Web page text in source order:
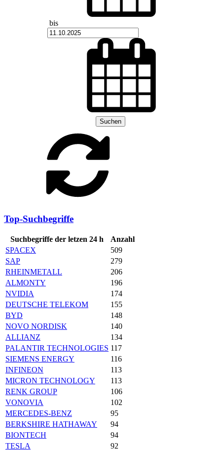
bis
Suchen
Top-Suchbegriffe
Suchbegriffe der letzen 24 h
Anzahl
SPACEX
509
SAP
279
RHEINMETALL
206
ALMONTY
196
NVIDIA
174
DEUTSCHE TELEKOM
155
BYD
148
NOVO NORDISK
140
ALLIANZ
134
PALANTIR TECHNOLOGIES 117
SIEMENS ENERGY
116
INFINEON
113
MICRON TECHNOLOGY
113
RENK GROUP
106
VONOVIA
102
MERCEDES-BENZ
95
BERKSHIRE HATHAWAY
94
BIONTECH
94
TESLA
92